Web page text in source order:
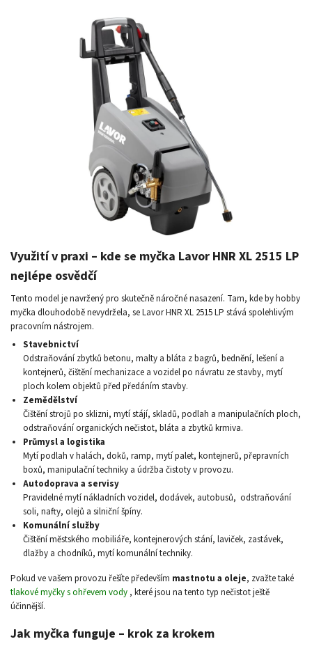
Využití v praxi – kde se myčka Lavor HNR XL 2515 LP
nejlépe osvědčí
Tento model je navržený pro skutečně náročné nasazení. Tam, kde by hobby
myčka dlouhodobě nevydržela, se Lavor HNR XL 2515 LP stává spolehlivým
pracovním nástrojem.
Stavebnictví
Odstraňování zbytků betonu, malty a bláta z bagrů, bednění, lešení a
kontejnerů, čištění mechanizace a vozidel po návratu ze stavby, mytí
ploch kolem objektů před předáním stavby.
Zemědělství
Čištění strojů po sklizni, mytí stájí, skladů, podlah a manipulačních ploch,
odstraňování organických nečistot, bláta a zbytků krmiva.
Průmysl a logistika
Mytí podlah v halách, doků, ramp, mytí palet, kontejnerů, přepravních
boxů, manipulační techniky a údržba čistoty v provozu.
Autodoprava a servisy
Pravidelné mytí nákladních vozidel, dodávek, autobusů, odstraňování
soli, nafty, olejů a silniční špíny.
Komunální služby
Čištění městského mobiliáře, kontejnerových stání, laviček, zastávek,
dlažby a chodníků, mytí komunální techniky.
Pokud ve vašem provozu řešíte především mastnotu a oleje, zvažte také
tlakové myčky s ohřevem vody , které jsou na tento typ nečistot ještě
účinnější.
Jak myčka funguje – krok za krokem